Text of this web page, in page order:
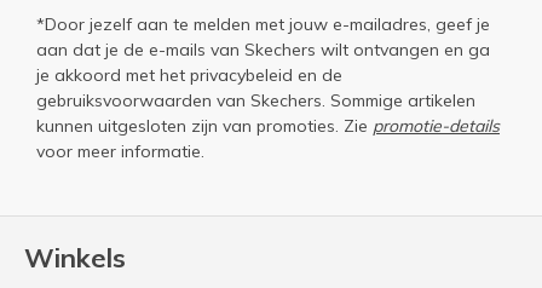
Winkels
*Door jezelf aan te melden met jouw e-mailadres, geef je
aan dat je de e-mails van Skechers wilt ontvangen en ga
je akkoord met het privacybeleid en de
gebruiksvoorwaarden van Skechers. Sommige artikelen
kunnen uitgesloten zijn van promoties. Zie promotie-details
voor meer informatie.